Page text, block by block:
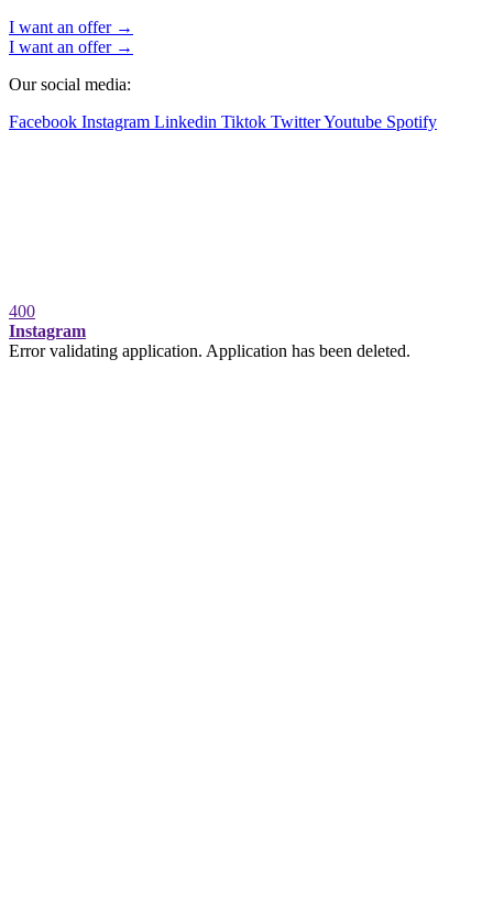
I want an offer →
I want an offer →
Our social media:
Facebook Instagram Linkedin Tiktok TwitterYoutube Spotify
400
Instagram
Error validating application. Application has been deleted.